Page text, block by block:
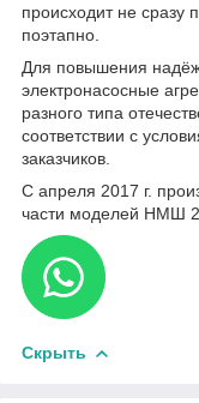
происходит не сразу
поэтапно.
Для повышения
электронасосные
разного типа
соответствии с
заказчиков.
С апреля 2017 г.
части моделей НМШ
Скрыть